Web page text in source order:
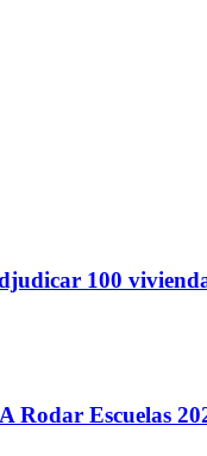
100
Rodar Escuelas